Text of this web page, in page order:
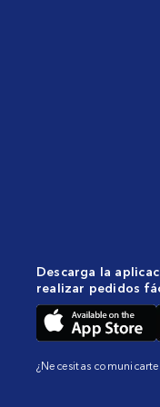
Descarga la
realizar pedidos
¿Necesitas